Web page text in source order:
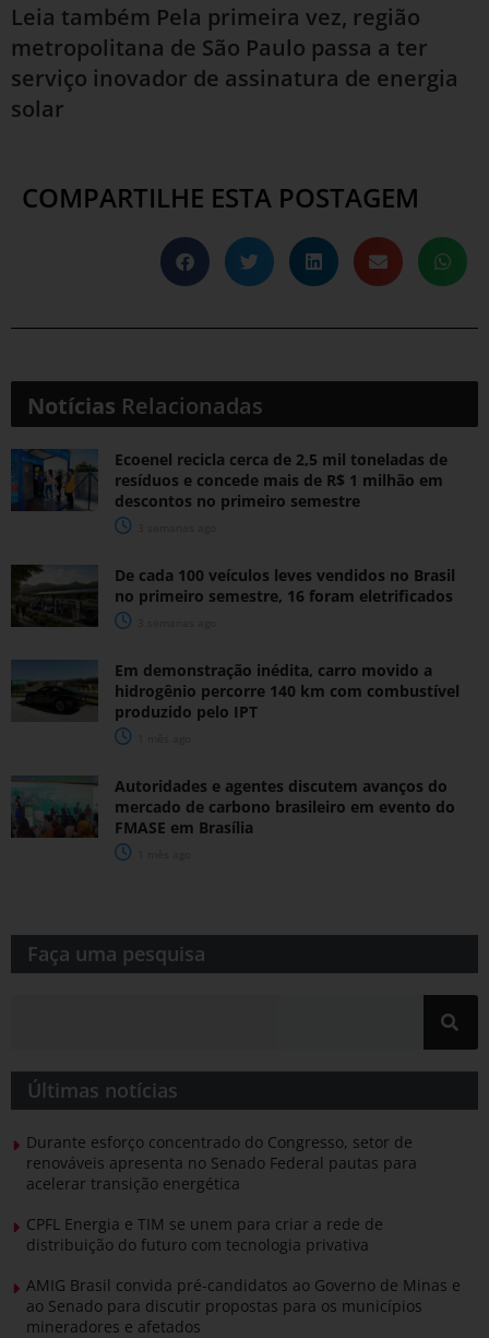
Leia também Pela primeira vez, região
metropolitana de São Paulo passa a ter
serviço inovador de assinatura de energia
solar
COMPARTILHE ESTA POSTAGEM
Notícias Relacionadas
Ecoenel recicla cerca de 2,5 mil toneladas de
resíduos e concede mais de R$ 1 milhão em
descontos no primeiro semestre
De cada 100 veículos leves vendidos no Brasil
no primeiro semestre, 16 foram eletrificados
Em demonstração inédita, carro movido a
hidrogênio percorre 140 km com combustível
produzido pelo IPT
Autoridades e agentes discutem avanços do
mercado de carbono brasileiro em evento do
FMASE em Brasília
Faça uma pesquisa​​
Últimas notícias
Durante esforço concentrado do Congresso, setor de
renováveis apresenta no Senado Federal pautas para
acelerar transição energética
CPFL Energia e TIM se unem para criar a rede de
distribuição do futuro com tecnologia privativa
AMIG Brasil convida pré-candidatos ao Governo de Minas e
ao Senado para discutir propostas para os municípios
mineradores e afetados